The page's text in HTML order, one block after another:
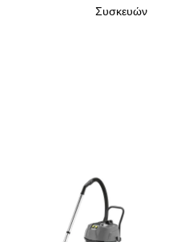
Συσκευών